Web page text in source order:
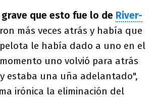
grave que esto fue lo de River-
más veces atrás y había que
le había dado a uno en el
uno volvió para atrás
estaba una uña adelantado",
irónica la eliminación del